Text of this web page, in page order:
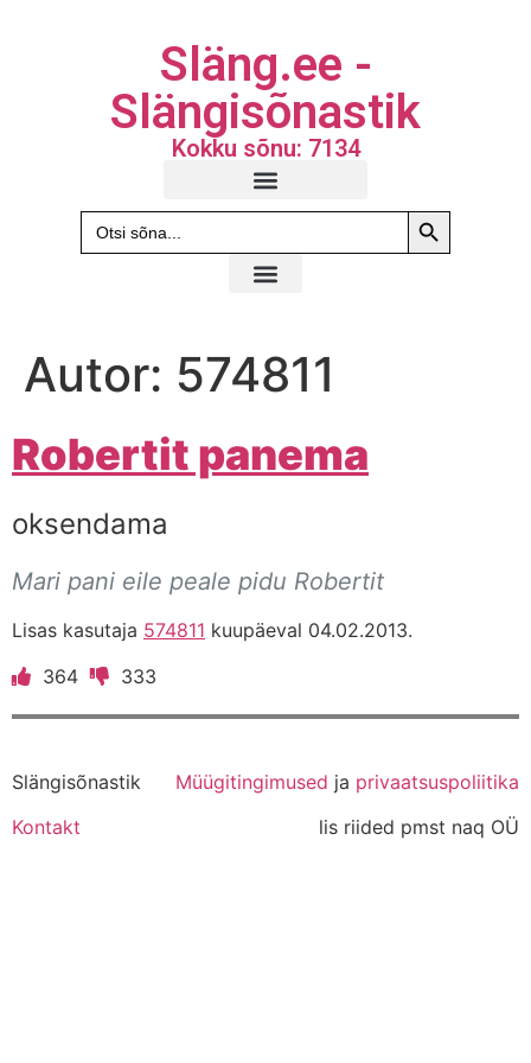
Släng.ee -
Slängisõnastik
Kokku sõnu: 7134
Search
for:
Search
Autor: 574811
Robertit panema
oksendama
Mari pani eile peale pidu Robertit
Lisas kasutaja 574811 kuupäeval 04.02.2013.
364
333
Slängisõnastik Müügitingimused ja privaatsuspoliitika
Kontakt
lis riided pmst naq OÜ